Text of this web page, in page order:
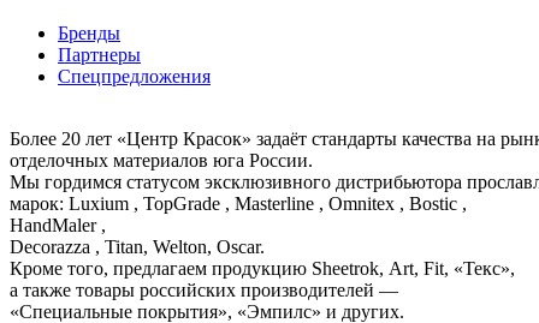
Бренды
Партнеры
Спецпредложения
Более 20 лет «Центр Красок» задаёт стандарты качества на
отделочных материалов юга России.
Мы гордимся статусом эксклюзивного дистрибьютора
марок: Luxium , TopGrade , Masterline , Omnitex , Bostic ,
HandMaler ,
Decorazza , Titan, Welton, Oscar.
Кроме того, предлагаем продукцию Sheetrok, Art, Fit, «Текс»,
а также товары российских производителей —
«Специальные покрытия», «Эмпилс» и других.